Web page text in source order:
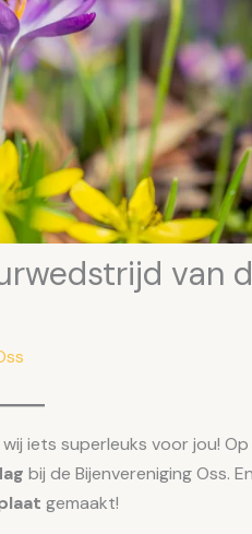
van
iets superleuks voor jou! Op
bij de Bijenvereniging Oss.
gemaakt!